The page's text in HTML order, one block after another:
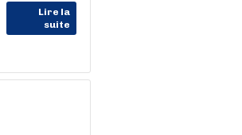
Lire la
suite